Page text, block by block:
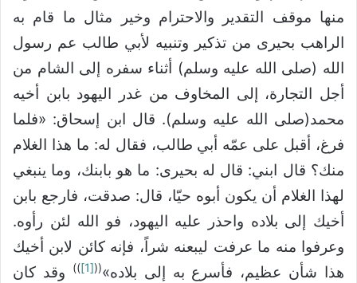
منها موقف التقدير والاحترام وخير مثال ما قام به
الراهب بحيرى من تذكير وتنبيه لأبي طالب عم رسول
الله (صلى الله عليه وسلم) أثناء سفره إلى الشام من
أجل التجارة، إلى المخاوف من غدر اليهود بابن أخيه
محمد(صلى الله عليه وسلم). قال ابن إسحاق: «فلما
فرغ، أقبل على عمّه أبي طالب، فقال له: ما هذا الغلام
منك؟ قال ابني: قال له بحيرى: ما هو بابنك، وما ينبغي
لهذا الغلام أن يكون أبوه حيّا، قال: صدقت، فارجع بابن
أخيك إلى بلاده واحذر عليه اليهود، فو الله لئن رأوه.
وعرفوا منه ما عرفت ليبعنه شراً، فإنه كائن لابن أخيك
هذا شأن عظيم، فأسرع به إلى بلاده»((
[1]
))
وقد كان